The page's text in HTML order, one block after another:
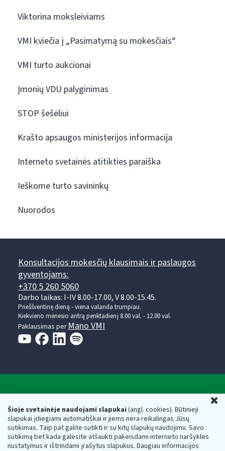
Šioje svetainėje naudojami slapukai(angl. cookies). Būtinieji
slapukai įdiegiami automatiškai ir jiems nėra reikalingas Jūsų
sutikimas. Taip pat galite sutikti ir su kitų slapukų naudojimu. Savo
sutikimą bet kada galėsite atšaukti pakeisdami interneto naršyklės
nustatymus ir ištrindami įrašytus slapukus. Daugiau informacijos
Viktorina moksleiviams
VMI kviečia į „Pasimatymą su mokesčiais“
VMI turto aukcionai
Įmonių VDU palyginimas
STOP šešėliui
Krašto apsaugos ministerijos informacija
Interneto svetainės atitikties paraiška
Ieškome turto savininkų
Nuorodos
Konsultacijos mokesčių klausimais ir paslaugos
gyventojams:
+370 5 260 5060
Darbo laikas: I-IV 8.00-17.00, V 8.00-15.45.
Prieššventinę dieną - viena valanda trumpiau.
Kiekvieno mėnesio antrą penktadienį 8.00 val. - 12.00 val.
Paklausimas per Mano VMI
Respublikos finansų ministerijos
Biudžetinė įstaiga. Juridinio asmens kodas — 188659752,
adresas: Vasario 16-osios g. 14, 01107 Vilnius, Lietuva, el.paštas:
vmi@vmi.lt, E. pristatymo dėžutės adresas 188659752